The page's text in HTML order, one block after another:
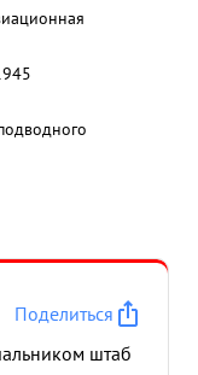
Поделиться
штаб